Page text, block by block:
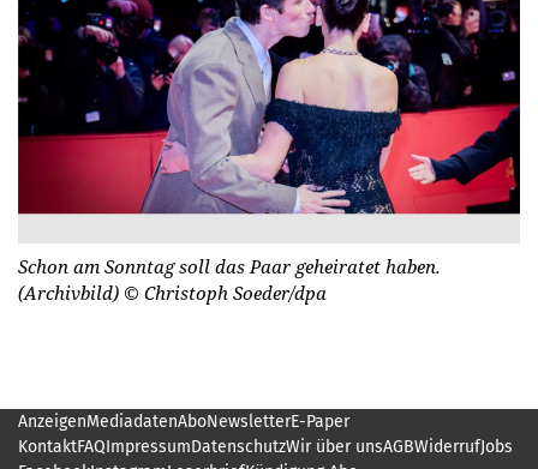
Schon am Sonntag soll das Paar geheiratet haben.
(Archivbild) © Christoph Soeder/dpa
AnzeigenMediadatenAboNewsletterE-Paper
KontaktFAQImpressumDatenschutzWir über unsAGBWiderrufJobs